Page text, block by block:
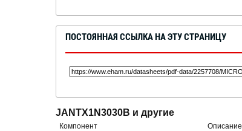
ПОСТОЯННАЯ ССЫЛКА НА ЭТУ СТРАНИЦУ
JANTX1N3030B и другие
Компонент Описание